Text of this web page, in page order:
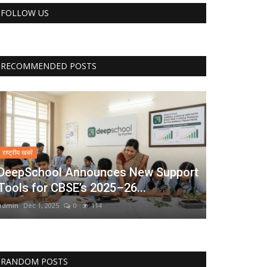
FOLLOW US
RECOMMENDED POSTS
राष्ट्रीय खबरें
Announces New Support
for CBSE’s 2025–26...
Dec 1, 2025 0 114
RANDOM POSTS